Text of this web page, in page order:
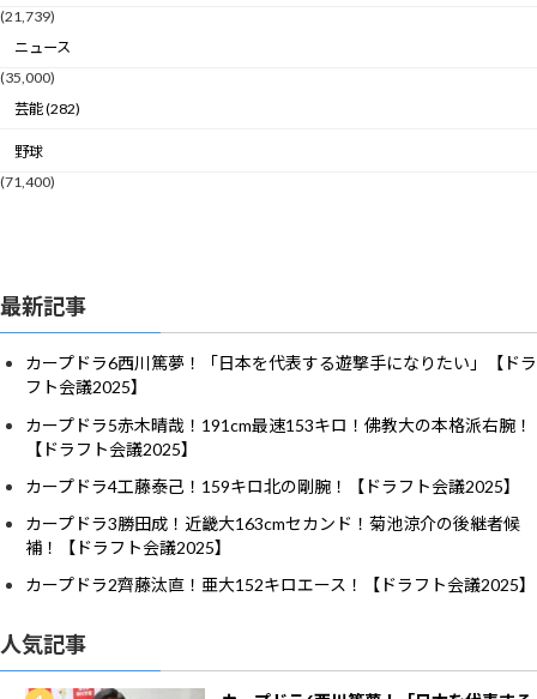
(21,739)
ニュース
(35,000)
芸能 (282)
野球
(71,400)
最新記事
カープドラ6西川篤夢！「日本を代表する遊撃手になりたい」【ドラ
フト会議2025】
カープドラ5赤木晴哉！191cm最速153キロ！佛教大の本格派右腕！
【ドラフト会議2025】
カープドラ4工藤泰己！159キロ北の剛腕！【ドラフト会議2025】
カープドラ3勝田成！近畿大163cmセカンド！菊池涼介の後継者候
補！【ドラフト会議2025】
カープドラ2齊藤汰直！亜大152キロエース！【ドラフト会議2025】
人気記事